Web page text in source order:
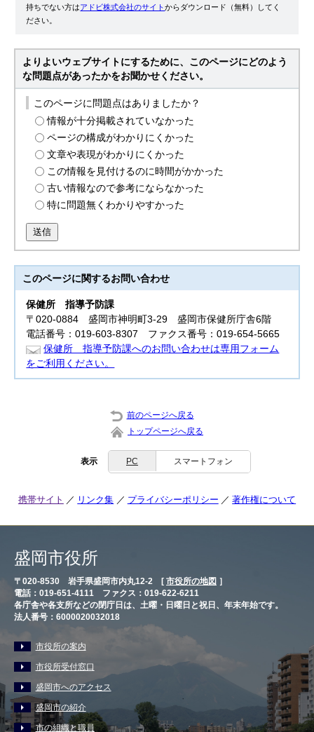
持ちでない方はアドビ株式会社のサイトからダウンロード（無料）してく
ださい。
よりよいウェブサイトにするために、このページにどのよう
な問題点があったかをお聞かせください。
このページに問題点はありましたか？
情報が十分掲載されていなかった
ページの構成がわかりにくかった
文章や表現がわかりにくかった
この情報を見付けるのに時間がかかった
古い情報なので参考にならなかった
特に問題無くわかりやすかった
送信
このページに関するお問い合わせ
保健所指導予防課
〒020-0884 盛岡市神明町3-29 盛岡市保健所庁舎6階
電話番号：019-603-8307 ファクス番号：019-654-5665
保健所 指導予防課へのお問い合わせは専用フォーム
をご利用ください。
前のページへ戻る
トップページへ戻る
表示 PC スマートフォン
携帯サイト リンク集 プライバシーポリシー 著作権について
盛岡市役所
〒020-8530 岩手県盛岡市内丸12-2 [ 市役所の地図 ］
電話：019-651-4111 ファクス：019-622-6211
各庁舎や各支所などの閉庁日は、土曜・日曜日と祝日、年末年始です。
法人番号：6000020032018
市役所の案内
市役所受付窓口
盛岡市へのアクセス
盛岡市の紹介
市の組織と職員